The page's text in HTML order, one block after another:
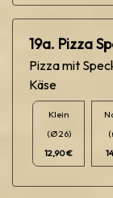
19a. Pizza
Pizza mit
Käse
Klein
(Ø 26)
12,90 €